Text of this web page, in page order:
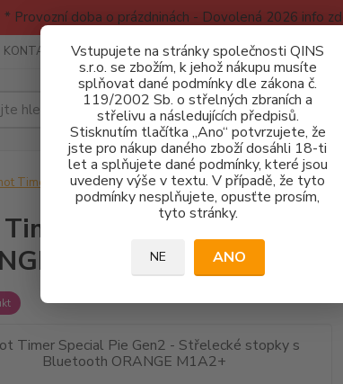
* Provozní doba o prázdninách - Dovolená 2026 info
Vstupujete na stránky společnosti QINS
s.r.o. se zbožím, k jehož nákupu musíte
splňovat dané podmínky dle zákona č.
119/2002 Sb. o střelných zbraních a
střelivu a následujících předpisů.
Stisknutím tlačítka „Ano“ potvrzujete, že
jste pro nákup daného zboží dosáhli 18-ti
let a splňujete dané podmínky, které jsou
uvedeny výše v textu. V případě, že tyto
podmínky nesplňujete, opusťte prosím,
tyto stránky.
NE ANO
KONTAKTY RECENZE - INFO SPORTOVNÍ AKCE
Hledat
Timer - Střelecké stopky Shot Timer Special Pie Gen2 -
Special Pie Gen2 -
M1A2+